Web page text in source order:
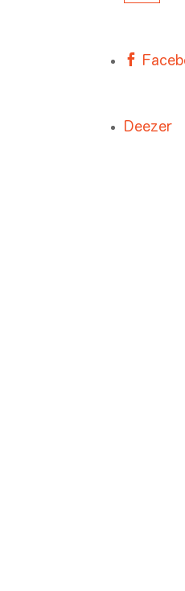
Deezer